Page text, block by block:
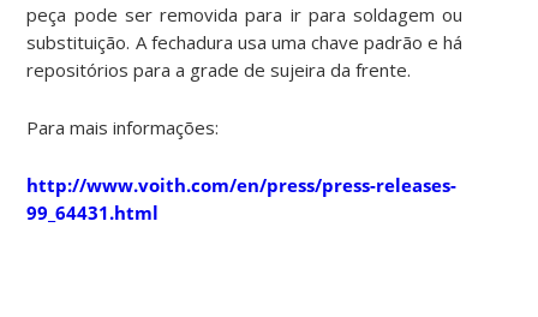
peça pode ser removida para ir para soldagem ou
substituição. A fechadura usa uma chave padrão e há
repositórios para a grade de sujeira da frente.
Para mais informações:
http://www.voith.com/en/press/press-releases-
99_64431.html